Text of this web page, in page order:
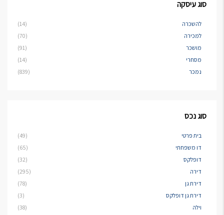
סוג עיסקה
להשכרה
(14)
למכירה
(70)
מושכר
(91)
מסחרי
(14)
נמכר
(839)
סוג נכס
בית פרטי
(49)
דו משפחתי
(65)
דופלקס
(32)
דירה
(295)
דירת גן
(78)
דירת גן דופלקס
(3)
וילה
(38)